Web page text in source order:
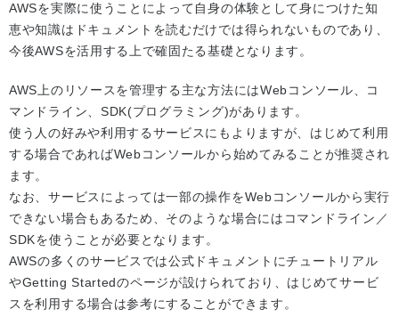
AWSを実際に使うことによって自身の体験として身につけた知
恵や知識はドキュメントを読むだけでは得られないものであり、
今後AWSを活用する上で確固たる基礎となります。
AWS上のリソースを管理する主な方法にはWebコンソール、コ
マンドライン、SDK(プログラミング)があります。
使う人の好みや利用するサービスにもよりますが、はじめて利用
する場合であればWebコンソールから始めてみることが推奨され
ます。
なお、サービスによっては一部の操作をWebコンソールから実行
できない場合もあるため、そのような場合にはコマンドライン／
SDKを使うことが必要となります。
AWSの多くのサービスでは公式ドキュメントにチュートリアル
やGetting Startedのページが設けられており、はじめてサービ
スを利用する場合は参考にすることができます。